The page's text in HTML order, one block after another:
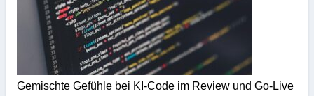
Gemischte Gefühle bei KI-Code im Review und Go-Live